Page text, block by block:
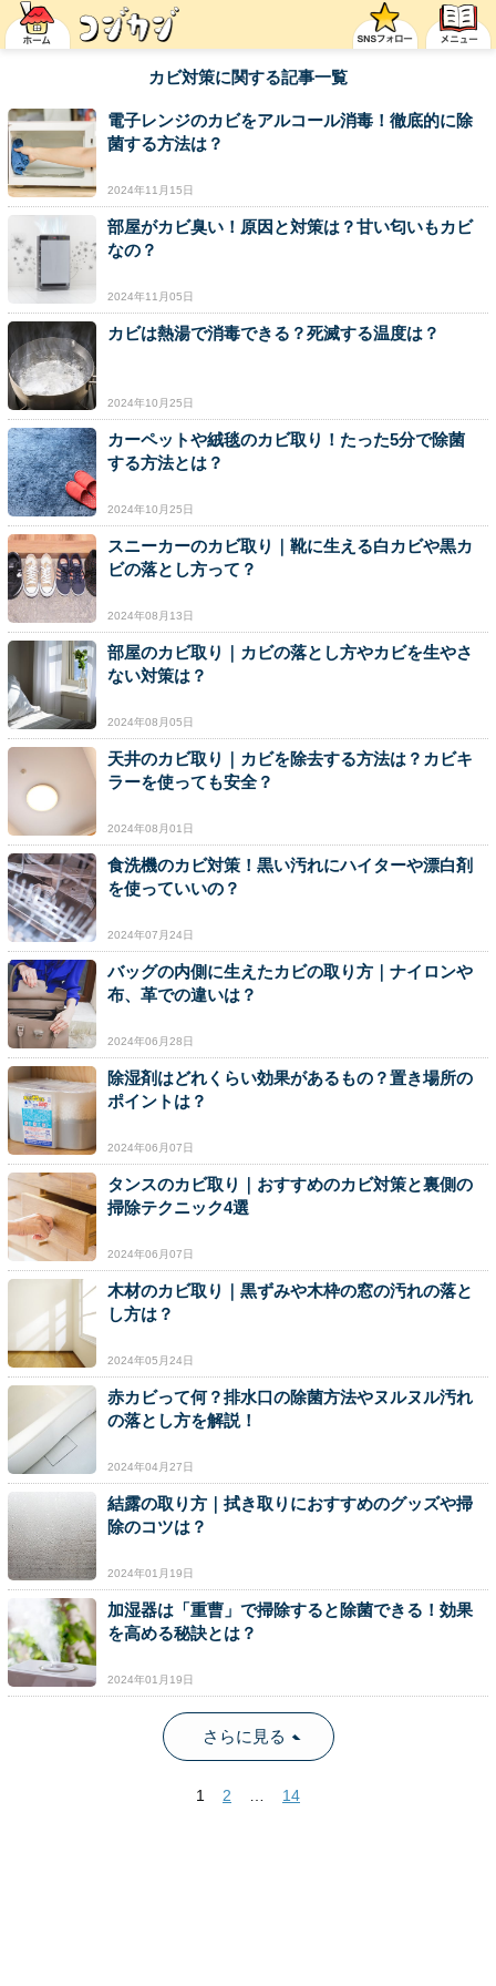
カビ対策に関する記事一覧
電子レンジのカビをアルコール消毒！徹底的に除
菌する方法は？
2024年11月15日
部屋がカビ臭い！原因と対策は？甘い匂いもカビ
なの？
2024年11月05日
カビは熱湯で消毒できる？死滅する温度は？
2024年10月25日
カーペットや絨毯のカビ取り！たった5分で除菌
する方法とは？
2024年10月25日
スニーカーのカビ取り｜靴に生える白カビや黒カ
ビの落とし方って？
2024年08月13日
部屋のカビ取り｜カビの落とし方やカビを生やさ
ない対策は？
2024年08月05日
天井のカビ取り｜カビを除去する方法は？カビキ
ラーを使っても安全？
2024年08月01日
食洗機のカビ対策！黒い汚れにハイターや漂白剤
を使っていいの？
2024年07月24日
バッグの内側に生えたカビの取り方｜ナイロンや
布、革での違いは？
2024年06月28日
除湿剤はどれくらい効果があるもの？置き場所の
ポイントは？
2024年06月07日
タンスのカビ取り｜おすすめのカビ対策と裏側の
掃除テクニック4選
2024年06月07日
木材のカビ取り｜黒ずみや木枠の窓の汚れの落と
し方は？
2024年05月24日
赤カビって何？排水口の除菌方法やヌルヌル汚れ
の落とし方を解説！
2024年04月27日
結露の取り方｜拭き取りにおすすめのグッズや掃
除のコツは？
2024年01月19日
加湿器は「重曹」で掃除すると除菌できる！効果
を高める秘訣とは？
2024年01月19日
さらに見る
1 2 14